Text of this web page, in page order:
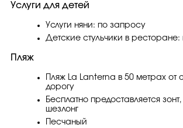
Услуги для детей
Услуги няни: по запросу
Детские стульчики в
Пляж
Пляж La Lanterna в 50 метрах от
дорогу
Бесплатно предоставляется
шезлонг
Песчаный